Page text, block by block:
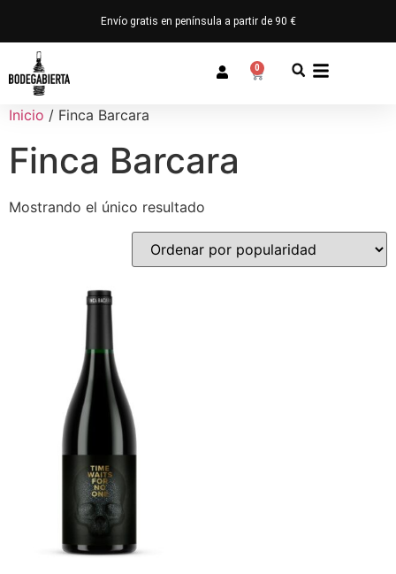
Envío gratis en península a partir de 90 €
0
Inicio / Finca Barcara
Finca Barcara
Mostrando el único resultado